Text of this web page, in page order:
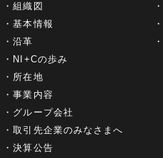
組織図
基本情報
沿革
NI+Cの歩み
所在地
事業内容
グループ会社
取引先企業のみなさまへ
決算公告